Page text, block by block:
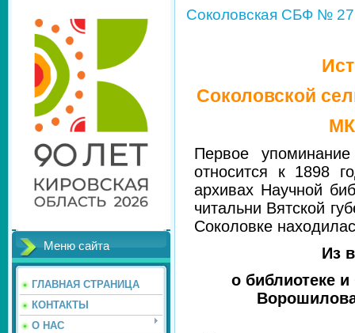
Меню сайта
ГЛАВНАЯ СТРАНИЦА
КОНТАКТЫ
О НАС
Соколовская СБФ № 27
Соколовской
Первое
относится к 1898
архивах Научной
читальни Вятской
Соколовке
Из
о библиотеке